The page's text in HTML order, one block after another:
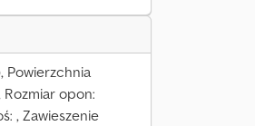
Powierzchnia
Rozmiar opon:
, Zawieszenie